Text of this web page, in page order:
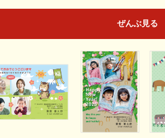
ぜんぶ見る